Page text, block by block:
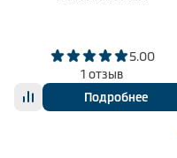
5.00
1 отзыв
Подробнее